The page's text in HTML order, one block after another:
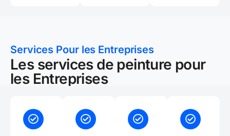
Services Pour les Entreprises
Les services de peinture pour
les Entreprises